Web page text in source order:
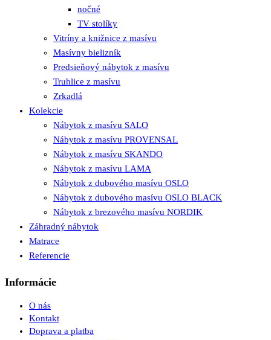
nočné
TV stolíky
Vitríny a knižnice z masívu
Masívny bielizník
Predsieňový nábytok z masívu
Truhlice z masívu
Zrkadlá
Kolekcie
Nábytok z masívu SALO
Nábytok z masívu PROVENSAL
Nábytok z masívu SKANDO
Nábytok z masívu LAMA
Nábytok z dubového masívu OSLO
Nábytok z dubového masívu OSLO BLACK
Nábytok z brezového masívu NORDIK
Záhradný nábytok
Matrace
Referencie
Informácie
O nás
Kontakt
Doprava a platba